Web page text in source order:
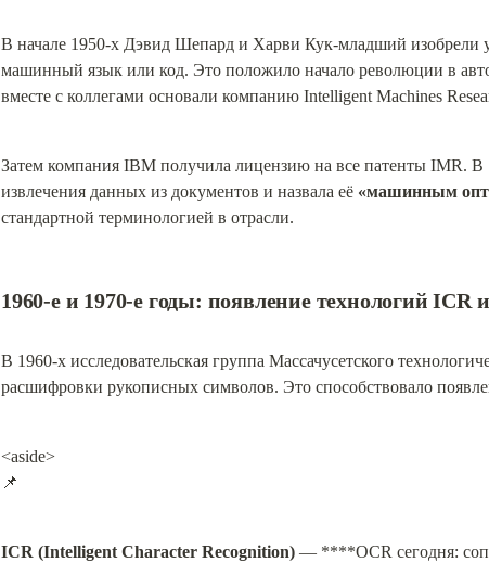
В начале 1950-х Дэвид Шепард и Харви Кук-младший изобрели
машинный язык или код. Это положило начало революции в
вместе с коллегами основали компанию Intelligent Machines
Затем компания IBM получила лицензию на все патенты IMR.
извлечения данных из документов и назвала её «‎машинным
стандартной терминологией в отрасли.
1960-е и 1970-е годы: появление технологий ICR
В 1960-х исследовательская группа Массачусетского
расшифровки рукописных символов. Это способствовало
<aside>
📌
ICR (Intelligent Character Recognition) — ****OCR сегодня: